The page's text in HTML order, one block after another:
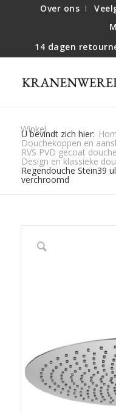
Over ons
14 dagen
Winkel
U bevindt zich hier:
Douchekoppen en
RVS PVD gecoat
Design en klassieke
Regendouche Stein39
verchroomd